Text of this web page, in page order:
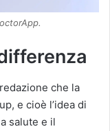
che la
e cioè l’idea di
salute e il